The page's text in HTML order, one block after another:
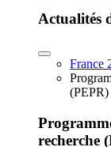
Actualités
France
(PEPR)
recherche